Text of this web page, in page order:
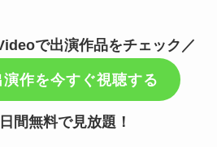
で出演作品をチェック／
作を今すぐ視聴する
間無料で見放題！